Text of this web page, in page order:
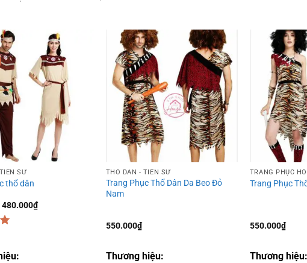
Add to
SỬ
thổ dân
Giá
gốc
là:
480.000₫Giá
hiện
Add to
wishlist
THỔ DÂN - TIỀN SỬ
Trang Phục Thổ Dân Da Beo Đỏ
Nam
550.000₫
Thương hiệu:
TRANG PHỤC
Trang Phục
550.000₫
Thương hiệu: